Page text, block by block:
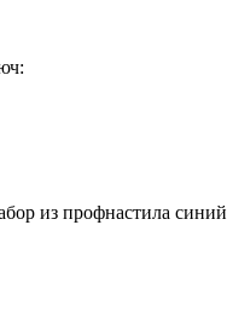
из профнастила синий